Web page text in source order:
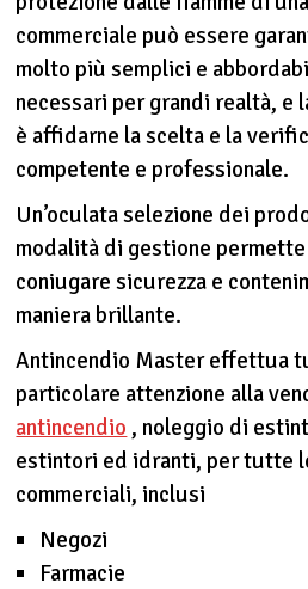
commerciale può essere
molto più semplici e
necessari per grandi realtà, e
è affidarne la scelta e la
competente e professionale.
Un’oculata selezione dei
modalità di gestione
coniugare sicurezza e
maniera brillante.
Antincendio Master effettua
particolare attenzione alla
antincendio , noleggio di
estintori ed idranti, per tutte
commerciali, inclusi
Negozi
Farmacie